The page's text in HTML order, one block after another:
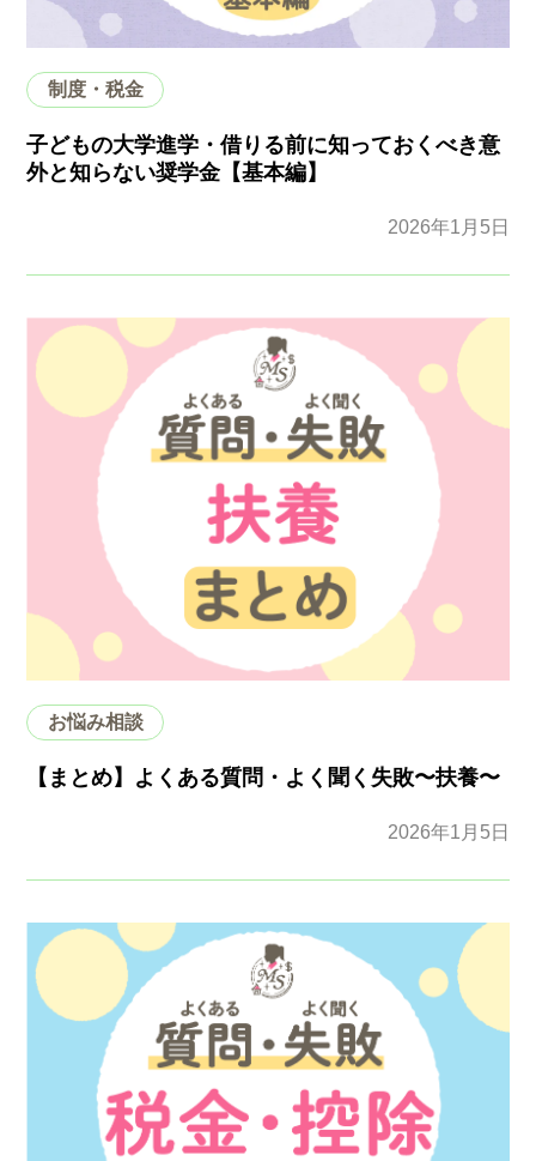
制度・税金
子どもの大学進学・借りる前に知っておくべき意
外と知らない奨学金【基本編】
2026年1月5日
お悩み相談
【まとめ】よくある質問・よく聞く失敗〜扶養〜
2026年1月5日